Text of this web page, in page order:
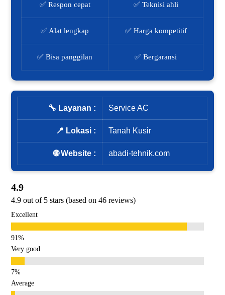
✅ Respon cepat ✅ Teknisi ahli
✅ Alat lengkap ✅ Harga kompetitif
✅ Bisa panggilan ✅ Bergaransi
🔧 Layanan : Service AC
📍 Lokasi : Tanah Kusir
🌐 Website : abadi-tehnik.com
4.9
4.9 out of 5 stars (based on 46 reviews)
Excellent
Very good
Average